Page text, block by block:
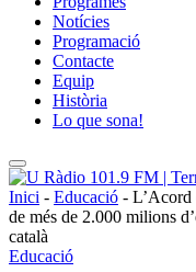
Notícies
Programació
Contacte
Equip
Història
Lo que sona!
Inici - Educació - L’Acord
de més de 2.000 milions
català
Educació